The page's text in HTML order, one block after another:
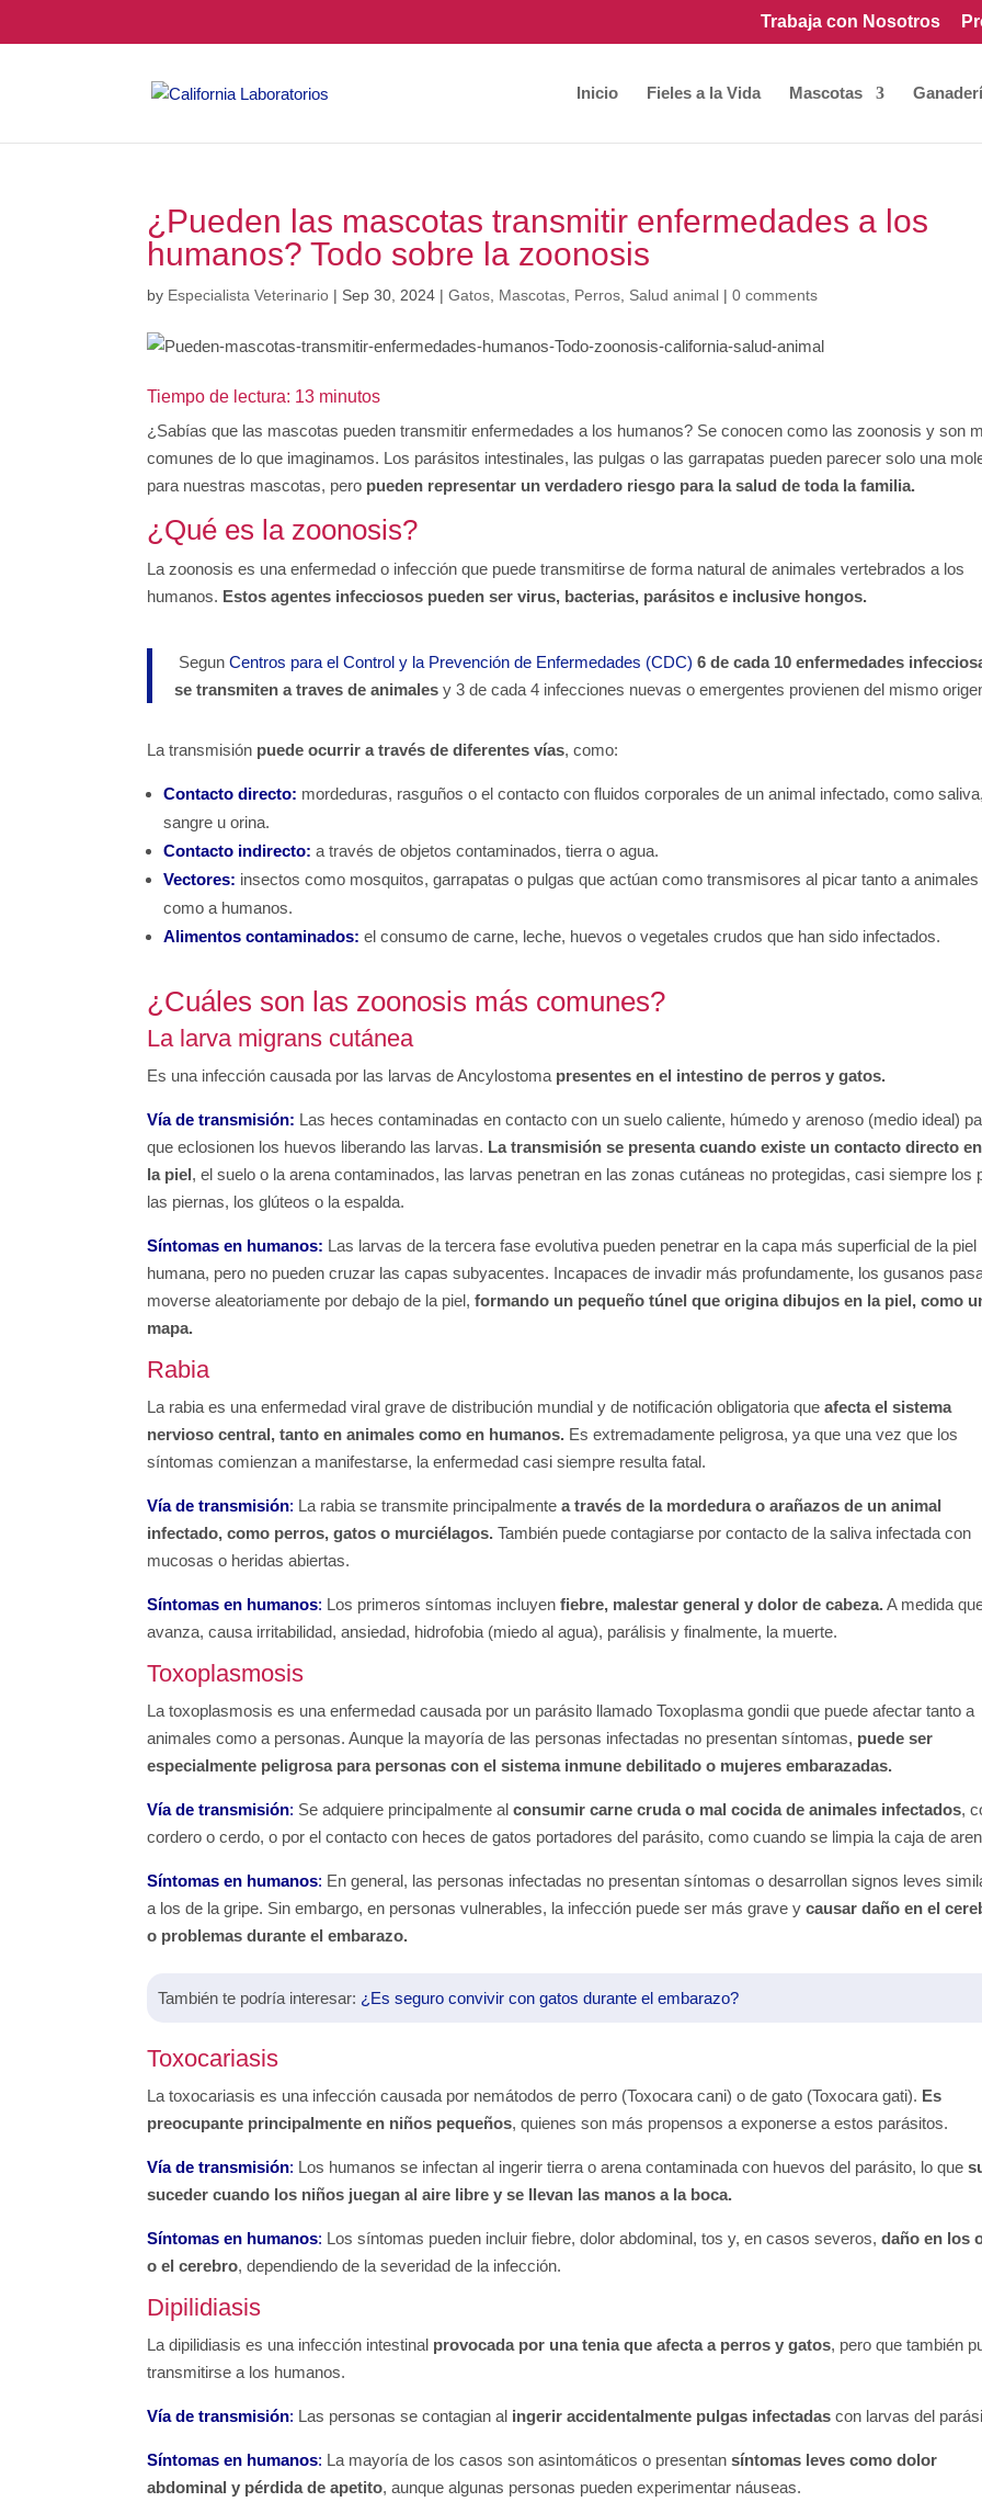
Trabaja con Nosotros
Inicio Fieles a la Vida Mascotas
¿Pueden las mascotas transmitir enfermedades a los
humanos? Todo sobre la zoonosis
by Especialista Veterinario | Sep 30, 2024 |Gatos Mascotas Perros Salud animal |0 comments
Tiempo de lectura: 13 minutos
¿Sabías que las mascotas pueden transmitir enfermedades a los humanos? Se conocen como las zoonosis y son
comunes de lo que imaginamos. Los parásitos intestinales, las pulgas o las garrapatas pueden parecer solo una
para nuestras mascotas, pero pueden representar un verdadero riesgo para la salud de toda la familia.
¿Qué es la zoonosis?
La zoonosis es una enfermedad o infección que puede transmitirse de forma natural de animales vertebrados a los
humanos. Estos agentes infecciosos pueden ser virus, bacterias, parásitos e inclusive hongos.
SegunCentros para el Control y la Prevención de Enfermedades (CDC) 6 de cada 10 enfermedades
se transmiten a traves de animales y 3 de cada 4 infecciones nuevas o emergentes provienen del mismo
La transmisión puede ocurrir a través de diferentes vías, como:
Contacto directo: mordeduras, rasguños o el contacto con fluidos corporales de un animal infectado, como
sangre u orina.
Contacto indirecto: a través de objetos contaminados, tierra o agua.
Vectores: insectos como mosquitos, garrapatas o pulgas que actúan como transmisores al picar tanto a animales
como a humanos.
Alimentos contaminados: el consumo de carne, leche, huevos o vegetales crudos que han sido infectados.
¿Cuáles son las zoonosis más comunes?
La larva migrans cutánea
Es una infección causada por las larvas de Ancylostoma presentes en el intestino de perros y gatos.
Vía de transmisión: Las heces contaminadas en contacto con un suelo caliente, húmedo y arenoso (medio ideal)
que eclosionen los huevos liberando las larvas. La transmisión se presenta cuando existe un contacto directo
la piel , el suelo o la arena contaminados, las larvas penetran en las zonas cutáneas no protegidas, casi siempre los
las piernas, los glúteos o la espalda.
Síntomas en humanos: Las larvas de la tercera fase evolutiva pueden penetrar en la capa más superficial de la piel
humana, pero no pueden cruzar las capas subyacentes. Incapaces de invadir más profundamente, los gusanos
moverse aleatoriamente por debajo de la piel,formando un pequeño túnel que origina dibujos en la piel, como
mapa.
Rabia
La rabia es una enfermedad viral gravede distribución mundial y de notificación obligatoriaqueafecta el sistema
nervioso central, tanto en animales como en humanos. Es extremadamente peligrosa, ya que una vez que los
síntomas comienzan a manifestarse, la enfermedad casi siempre resulta fatal.
Vía de transmisión: La rabia se transmite principalmentea través de la mordedura o arañazos de un animal
infectado, como perros, gatos o murciélagos. También puede contagiarse por contacto de la saliva infectada con
mucosas o heridas abiertas.
Síntomas en humanos: Los primeros síntomas incluyenfiebre, malestar general y dolor de cabeza.A medida
avanza, causa irritabilidad, ansiedad, hidrofobia (miedo al agua), parálisis y finalmente, la muerte.
Toxoplasmosis
La toxoplasmosis es una enfermedad causada por un parásito llamado Toxoplasma gondiique puede afectar tanto a
animales como a personas. Aunque la mayoría de las personas infectadas no presentan síntomas, puede ser
especialmente peligrosa para personas con el sistema inmune debilitado o mujeres embarazadas.
Vía de transmisión: Se adquiere principalmente alconsumir carne cruda o mal cocida de animales infectados,
cordero o cerdo, o por el contacto con heces de gatos portadores del parásito, como cuando se limpia la caja de
Síntomas en humanos: En general, las personas infectadas no presentan síntomas o desarrollan signos leves
a los de la gripe. Sin embargo, en personas vulnerables, la infección puede ser más grave ycausar daño en el
o problemas durante el embarazo.
También te podría interesar: ¿Es seguro convivir con gatos durante el embarazo?
Toxocariasis
La toxocariasis es una infección causada por nemátodos de perro (Toxocara cani) o de gato (Toxocara gati). Es
preocupante principalmente en niños pequeños, quienes son más propensos a exponerse a estos parásitos.
Vía de transmisión: Los humanos se infectan al ingerir tierra o arena contaminada con huevos del parásito, lo que
suceder cuando los niños juegan al aire libre y se llevan las manos a la boca.
Síntomas en humanos: Los síntomas pueden incluir fiebre, dolor abdominal, tos y, en casos severos,daño en los
o el cerebro, dependiendo de la severidad de la infección.
Dipilidiasis
La dipilidiasis es una infección intestinal provocada por una tenia que afecta a perros y gatos, pero que también
transmitirse a los humanos.
Vía de transmisión: Las personas se contagian al ingerir accidentalmente pulgas infectadas con larvas del
Síntomas en humanos: La mayoría de los casos son asintomáticos o presentansíntomas leves como dolor
abdominal y pérdida de apetito, aunque algunas personas pueden experimentar náuseas.